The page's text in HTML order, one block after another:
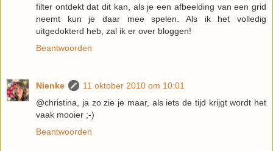
filter ontdekt dat dit kan, als je een afbeelding van een grid
neemt kun je daar mee spelen. Als ik het volledig
uitgedokterd heb, zal ik er over bloggen!
Beantwoorden
Nienke
11 oktober 2010 om 10:01
@christina, ja zo zie je maar, als iets de tijd krijgt wordt het
vaak mooier ;-)
Beantwoorden